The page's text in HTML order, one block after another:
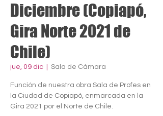
Diciembre (Copiapó,
Gira Norte 2021 de
Chile)
jue, 09 dic Sala de Cámara
Función de nuestra obra Sala de Profes en
la Ciudad de Copiapó, enmarcada en la
Gira 2021 por el Norte de Chile.